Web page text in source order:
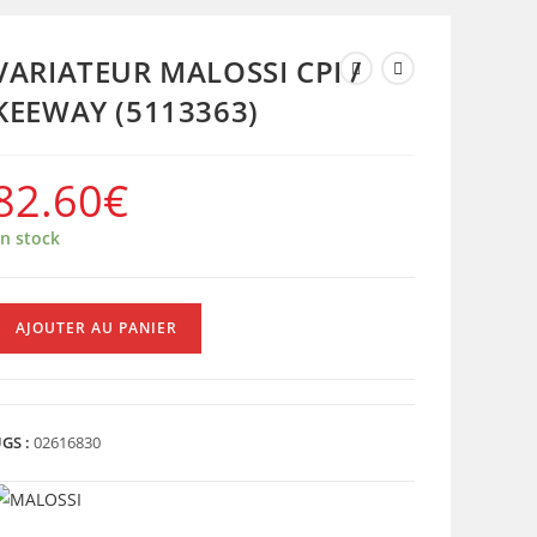
MALOSSI CPI /
(5113363)
€
stock
AJOUTER AU PANIER
:02616830